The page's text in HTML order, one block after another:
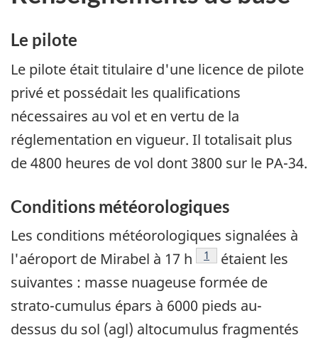
Le pilote
Le pilote était titulaire d'une licence de pilote
privé et possédait les qualifications
nécessaires au vol et en vertu de la
réglementation en vigueur. Il totalisait plus
de 4800 heures de vol dont 3800 sur le PA-34.
Conditions météorologiques
Les conditions météorologiques signalées à
l'aéroport de Mirabel à 17 h
Footnote
1
étaient les
suivantes : masse nuageuse formée de
strato-cumulus épars à 6000 pieds au-
dessus du sol (agl) altocumulus fragmentés